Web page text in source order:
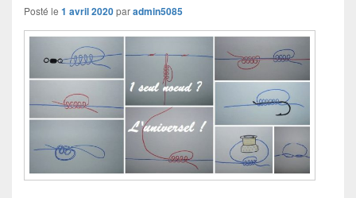
Posté le 1 avril 2020paradmin5085